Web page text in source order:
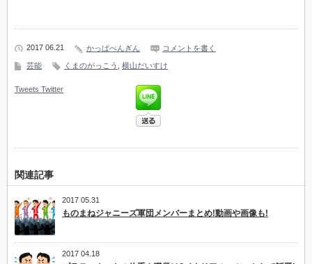
2017 06.21 かっぱぺんぎん コメントを書く
芸能 くまのがっこう 横山だいすけ
Tweets Twitter
関連記事
2017 05.31
ものまねジャニーズ軍団メンバーまとめ!動画や画像も!
2017 04.18